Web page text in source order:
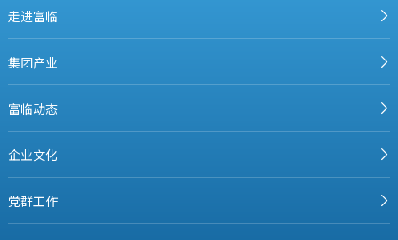
走进富临
集团产业
富临动态
企业文化
党群工作